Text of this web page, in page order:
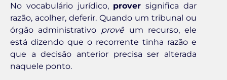
No vocabulário jurídico, prover significa dar
razão, acolher, deferir. Quando um tribunal ou
órgão administrativo provêum recurso, ele
está dizendo que o recorrente tinha razão e
que a decisão anterior precisa ser alterada
naquele ponto.